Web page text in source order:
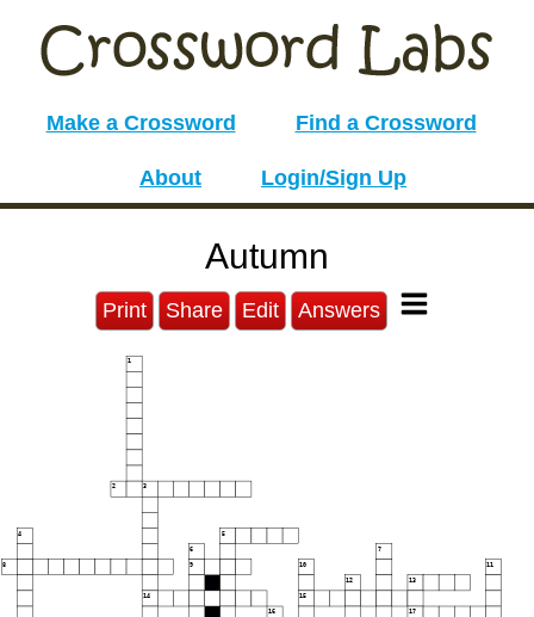
Make a Crossword Find a Crossword
About Login/Sign Up
Autumn
Print Share Edit Answers
1
2 3
4 5
6 7
8 9 10 11
12 13
14 15
16 17